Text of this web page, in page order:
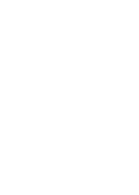
ださいませ。